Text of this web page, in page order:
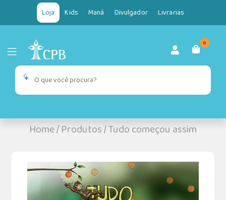
Loja Kids Maná Divulgador Livrarias
0
Home/Produtos/Tudo começou assim